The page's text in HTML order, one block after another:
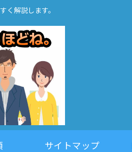
く解説します。
サイトマップ